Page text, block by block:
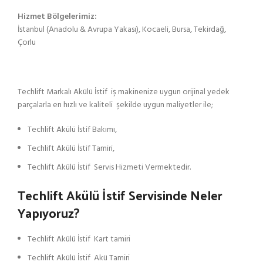
Hizmet Bölgelerimiz:
İstanbul (Anadolu & Avrupa Yakası), Kocaeli, Bursa, Tekirdağ,
Çorlu
Techlift Markalı Akülü İstif iş makinenize uygun orijinal yedek
parçalarla en hızlı ve kaliteli şekilde uygun maliyetler ile;
Techlift Akülü İstif Bakımı,
Techlift Akülü İstif Tamiri,
Techlift Akülü İstif Servis Hizmeti Vermektedir.
Techlift Akülü İstif Servisinde Neler
Yapıyoruz?
Techlift Akülü İstif Kart tamiri
Techlift Akülü İstif Akü Tamiri